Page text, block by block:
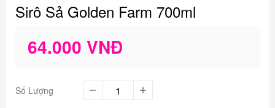
Sirô Sả Golden Farm 700ml
64.000 VNĐ
Số Lượng